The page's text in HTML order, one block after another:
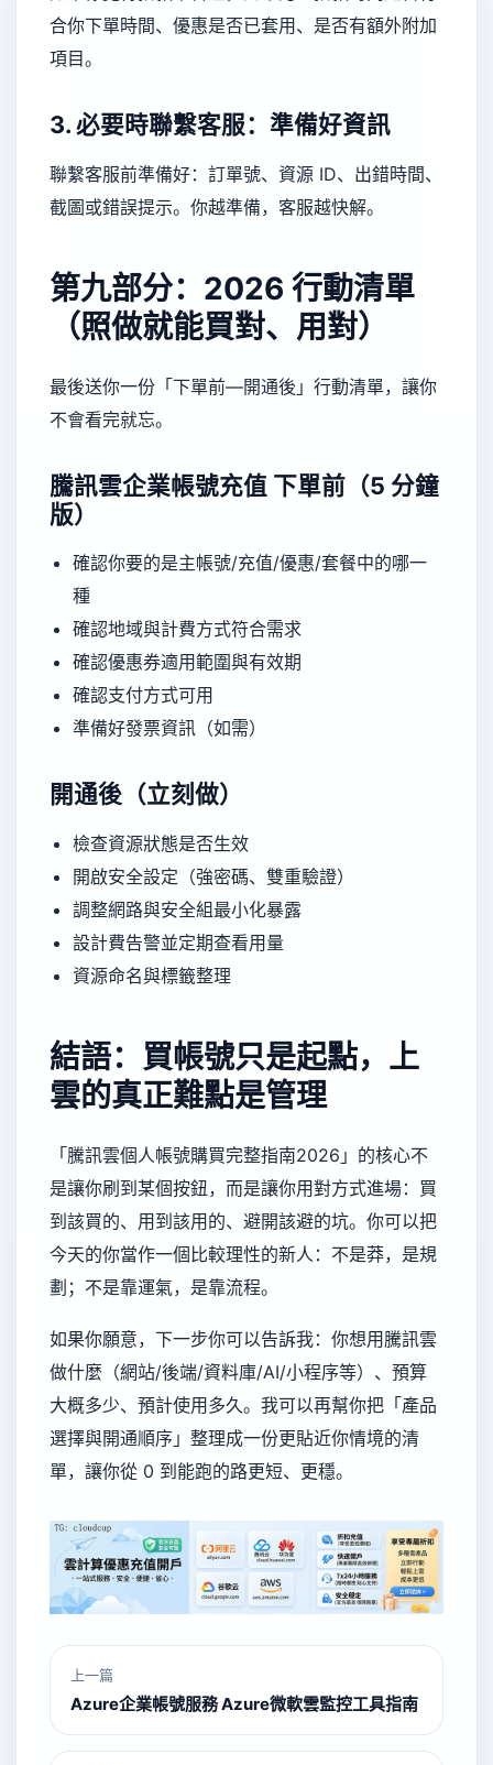
合你下單時間、優惠是否已套用、是否有額外附加
項目。
3. 必要時聯繫客服：準備好資訊
聯繫客服前準備好：訂單號、資源 ID、出錯時間、
截圖或錯誤提示。你越準備，客服越快解。
第九部分：2026 行動清單
（照做就能買對、用對）
最後送你一份「下單前—開通後」行動清單，讓你
不會看完就忘。
騰訊雲企業帳號充值 下單前（5 分鐘
版）
確認你要的是主帳號/充值/優惠/套餐中的哪一
種
確認地域與計費方式符合需求
確認優惠券適用範圍與有效期
確認支付方式可用
準備好發票資訊（如需）
開通後（立刻做）
檢查資源狀態是否生效
開啟安全設定（強密碼、雙重驗證）
調整網路與安全組最小化暴露
設計費告警並定期查看用量
資源命名與標籤整理
結語：買帳號只是起點，上
雲的真正難點是管理
「騰訊雲個人帳號購買完整指南2026」的核心不
是讓你刷到某個按鈕，而是讓你用對方式進場：買
到該買的、用到該用的、避開該避的坑。你可以把
今天的你當作一個比較理性的新人：不是莽，是規
劃；不是靠運氣，是靠流程。
如果你願意，下一步你可以告訴我：你想用騰訊雲
做什麼（網站/後端/資料庫/AI/小程序等）、預算
大概多少、預計使用多久。我可以再幫你把「產品
選擇與開通順序」整理成一份更貼近你情境的清
單，讓你從 0 到能跑的路更短、更穩。
上一篇
Azure企業帳號服務 Azure微軟雲監控工具指南